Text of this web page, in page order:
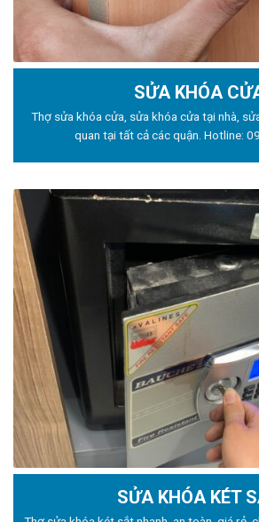
SỬA KHÓA
Thợ sửa khóa cửa, sửa khóa cửa tại nhà,
quan tại tất cả các quận. Hotline:
SỬA KHÓA KÉT